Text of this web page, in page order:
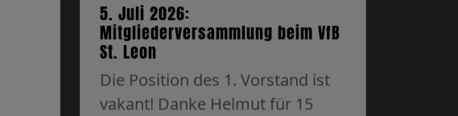
5. Juli 2026:
Mitgliederversammlung beim VfB
St. Leon
Die Position des 1. Vorstand ist
vakant! Danke Helmut für 15